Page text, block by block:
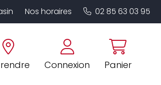
Connexion Panier
Nos horaires 02 85 63 03 95